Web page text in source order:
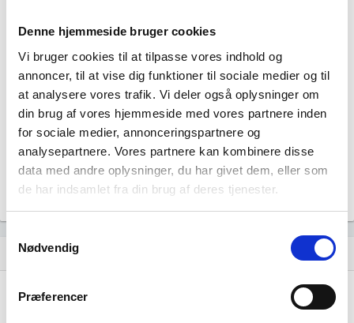
Denne hjemmeside bruger cookies
Vi bruger cookies til at tilpasse vores indhold og
annoncer, til at vise dig funktioner til sociale medier og til
at analysere vores trafik. Vi deler også oplysninger om
din brug af vores hjemmeside med vores partnere inden
for sociale medier, annonceringspartnere og
analysepartnere. Vores partnere kan kombinere disse
data med andre oplysninger, du har givet dem, eller som
de har indsamlet fra din brug af deres tjenester.
Nødvendig
Præferencer
NM Marineservice har ingen datterselskaber.
hourglass_empty Historisk udvikling af rollerne
hourglass_full 30. april, 2025